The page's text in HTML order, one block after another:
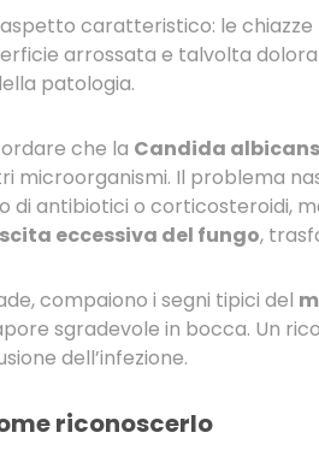
aspetto caratteristico: le
arrossata e talvolta
patologia.
che la Candida albicans
microorganismi. Il problema
di antibiotici o corticosteroidi,
eccessiva del fungo,
compaiono i segni tipici del
sgradevole in bocca. Un
dell’infezione.
riconoscerlo